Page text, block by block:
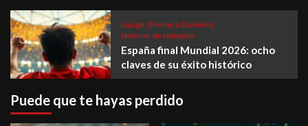
LaLiga (Primera División)
Noticias destacadas
España final Mundial 2026: ocho
claves de su éxito histórico
Puede que te hayas perdido